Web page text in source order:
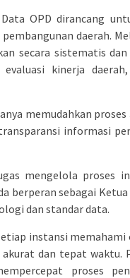
OPD dirancang
daerah.
secara sistematis
kinerja
memudahkan
informasi
mengelola proses
berperan sebagai
dan standar data.
instansi memahami
dan tepat waktu.
proses